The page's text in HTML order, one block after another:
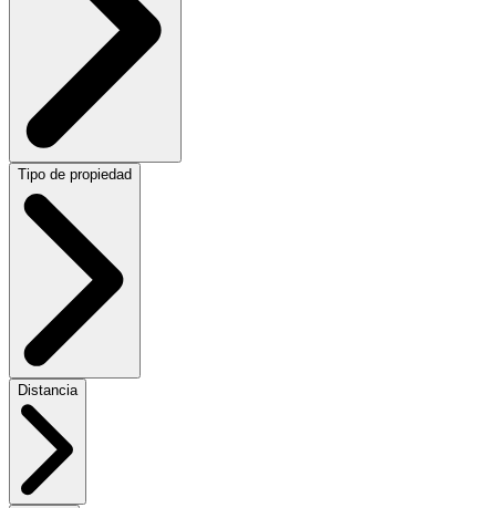
Tipo de propiedad
Distancia